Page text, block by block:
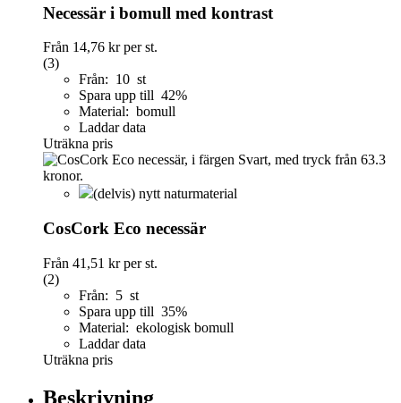
Necessär i bomull med kontrast
Från 14,76 krper st.
(3)
Från: 10 st
Spara upp till 42%
Material: bomull
Laddar data
Uträkna pris
(delvis) nytt naturmaterial
CosCork Eco necessär
Från 41,51 krper st.
(2)
Från: 5 st
Spara upp till 35%
Material: ekologisk bomull
Laddar data
Uträkna pris
Beskrivning